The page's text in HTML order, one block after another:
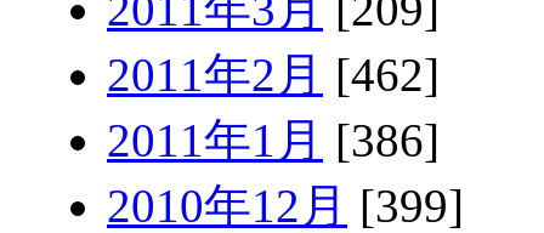
2011年2月 [462]
2011年1月 [386]
2010年12月 [399]